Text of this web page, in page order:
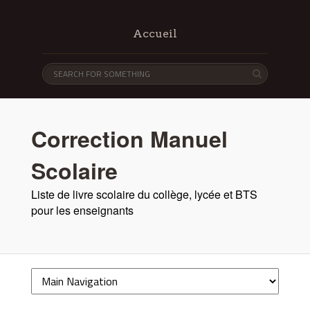
Accueil
Correction Manuel
Scolaire
Liste de livre scolaire du collège, lycée et BTS
pour les enseignants